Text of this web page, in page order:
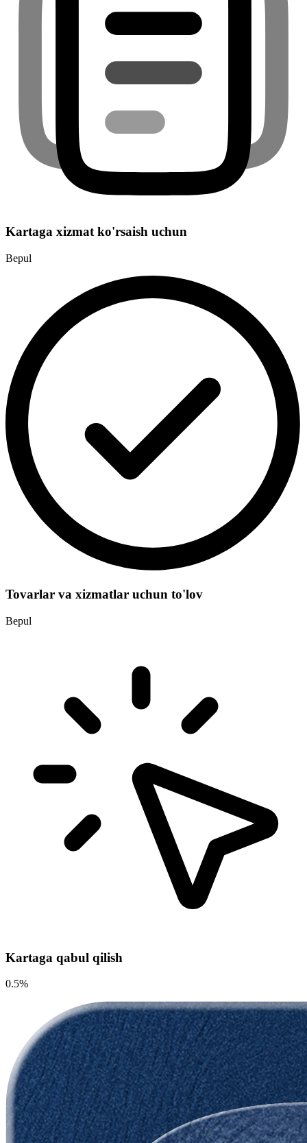
Kartaga xizmat ko'rsaish uchun
Bepul
Tovarlar va xizmatlar uchun to'lov
Bepul
Kartaga qabul qilish
0.5%